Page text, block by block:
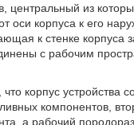
из
корпуса к его
к стенке корпуса
с рабочим
корпус устройства
компонентов,
а рабочий